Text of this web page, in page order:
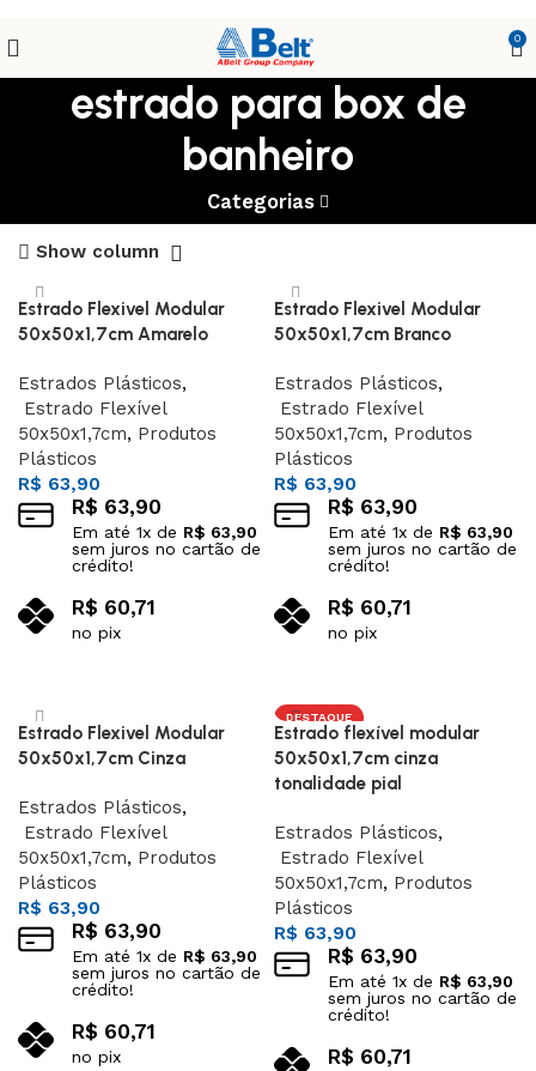
0
estrado para box de
banheiro
Categorias
Show column
Estrado Flexivel Modular
50x50x1,7cm Amarelo
Estrados Plásticos,
Estrado Flexível
50x50x1,7cm, Produtos
Plásticos
R$ 63,90
R$ 63,90
Em até 1x de R$ 63,90
sem juros no cartão de
crédito!
R$ 60,71
no pix
Estrado Flexivel Modular
50x50x1,7cm Branco
Estrados Plásticos,
Estrado Flexível
50x50x1,7cm, Produtos
Plásticos
R$ 63,90
R$ 63,90
Em até 1x de R$ 63,90
sem juros no cartão de
crédito!
R$ 60,71
no pix
Estrado Flexivel Modular
50x50x1,7cm Cinza
Estrados Plásticos,
Estrado Flexível
50x50x1,7cm, Produtos
Plásticos
R$ 63,90
R$ 63,90
Em até 1x de R$ 63,90
sem juros no cartão de
crédito!
R$ 60,71
no pix
DESTAQUE
Estrado flexível modular
50x50x1,7cm cinza
tonalidade pial
Estrados Plásticos,
Estrado Flexível
50x50x1,7cm, Produtos
Plásticos
R$ 63,90
R$ 63,90
Em até 1x de R$ 63,90
sem juros no cartão de
crédito!
R$ 60,71